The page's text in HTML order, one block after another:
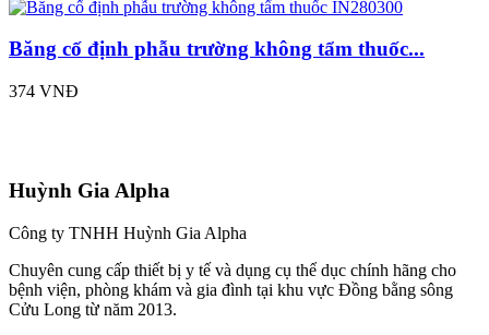
Băng cố định phẫu trường không tẩm thuốc...
374 VNĐ
Huỳnh Gia Alpha
Công ty TNHH Huỳnh Gia Alpha
Chuyên cung cấp thiết bị y tế và dụng cụ thể dục chính hãng cho
bệnh viện, phòng khám và gia đình tại khu vực Đồng bằng sông
Cửu Long từ năm 2013.